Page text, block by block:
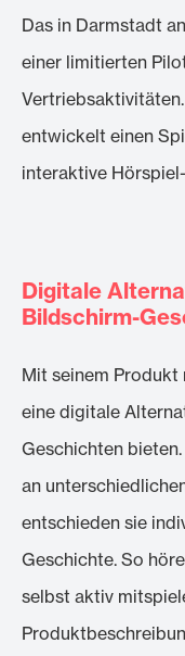
Das in Darmstadt
einer limitierten
entwickelt einen
interaktive
Digitale
Bildschirm-
Mit seinem Produkt
eine digitale
Geschichten
an
entschieden sie
Geschichte. So
selbst aktiv